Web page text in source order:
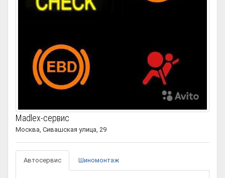
Madlex-сервис
Москва, Сивашская улица, 29
Автосервис Шиномонтаж